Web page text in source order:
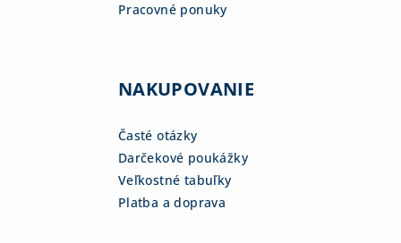
Pracovné ponuky
NAKUPOVANIE
Časté otázky
Darčekové poukážky
Veľkostné tabuľky
Platba a doprava